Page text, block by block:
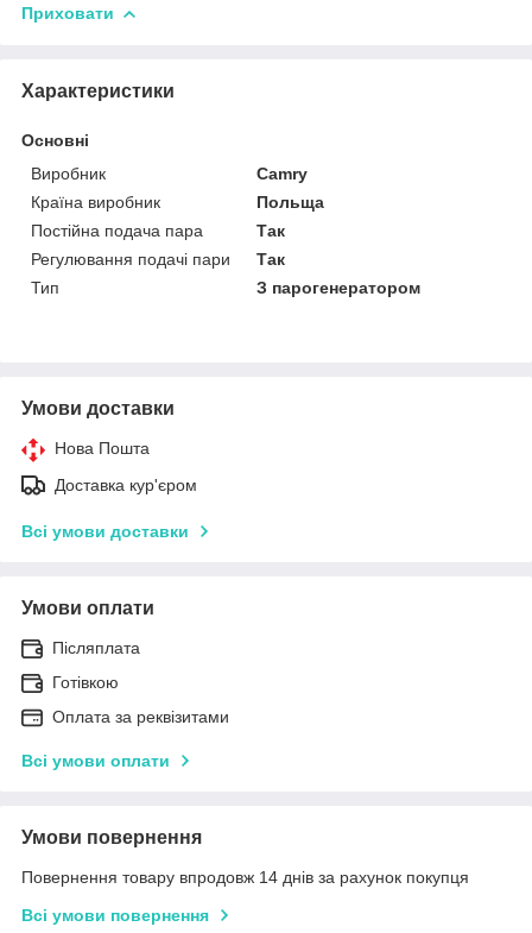
Приховати
Характеристики
Основні
Виробник
Camry
Країна виробник
Польща
Постійна подача пара
Так
Регулювання подачі пари
Так
Тип
З парогенератором
Умови доставки
Нова Пошта
Доставка кур'єром
Всі умови доставки
Умови оплати
Післяплата
Готівкою
Оплата за реквізитами
Всі умови оплати
Умови повернення
Повернення товару впродовж 14 днів за рахунок покупця
Всі умови повернення